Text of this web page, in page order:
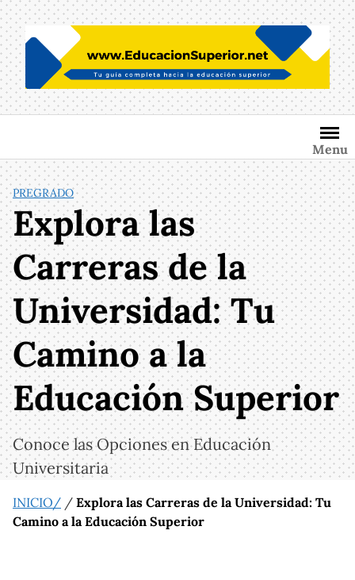
Saltar
al
contenido
Menu
PREGRADO
Explora las
Carreras de la
Universidad: Tu
Camino a la
Educación Superior
Conoce las Opciones en Educación
Universitaria
INICIO/ / Explora las Carreras de la Universidad: Tu
Camino a la Educación Superior